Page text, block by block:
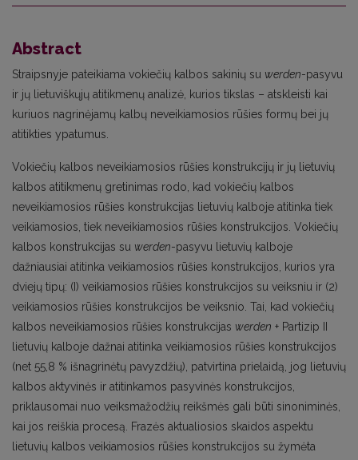
Abstract
Straipsnyje pateikiama vokiečių kalbos sakinių su werden-pasyvu
ir jų lietuviškųjų atitikmenų analizė, kurios tikslas – atskleisti kai
kuriuos nagrinėjamų kalbų neveikiamosios rūšies formų bei jų
atitikties ypatumus.
Vokiečių kalbos neveikiamosios rūšies konstrukcijų ir jų lietuvių
kalbos atitikmenų gretinimas rodo, kad vokiečių kalbos
neveikiamosios rūšies konstrukcijas lietuvių kalboje atitinka tiek
veikiamosios, tiek neveikiamosios rūšies konstrukcijos. Vokiečių
kalbos konstrukcijas su werden-pasyvu lietuvių kalboje
dažniausiai atitinka veikiamosios rūšies konstrukcijos, kurios yra
dviejų tipų: (I) veikiamosios rūšies konstrukcijos su veiksniu ir (2)
veikiamosios rūšies konstrukcijos be veiksnio. Tai, kad vokiečių
kalbos neveikiamosios rūšies konstrukcijas werden + Partizip II
lietuvių kalboje dažnai atitinka veikiamosios rūšies konstrukcijos
(net 55,8 % išnagrinėtų pavyzdžių), patvirtina prielaidą, jog lietuvių
kalbos aktyvinės ir atitinkamos pasyvinės konstrukcijos,
priklausomai nuo veiksmažodžių reikšmės gali būti sinoniminės,
kai jos reiškia procesą. Frazės aktualiosios skaidos aspektu
lietuvių kalbos veikiamosios rūšies konstrukcijos su žymėta